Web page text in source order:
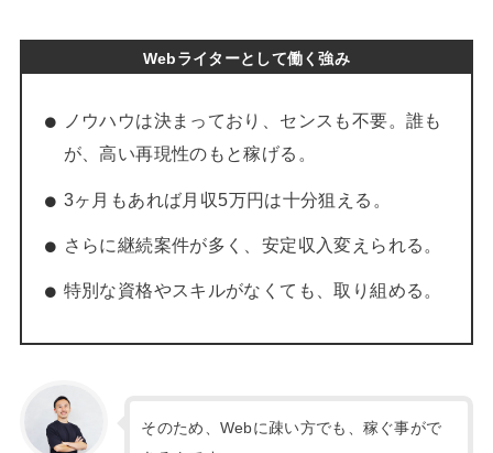
Webライターとして働く強み
ノウハウは決まっており、センスも不要。誰も
が、高い再現性のもと稼げる。
3ヶ月もあれば月収5万円は十分狙える。
さらに継続案件が多く、安定収入変えられる。
特別な資格やスキルがなくても、取り組める。
そのため、Webに疎い方でも、稼ぐ事がで